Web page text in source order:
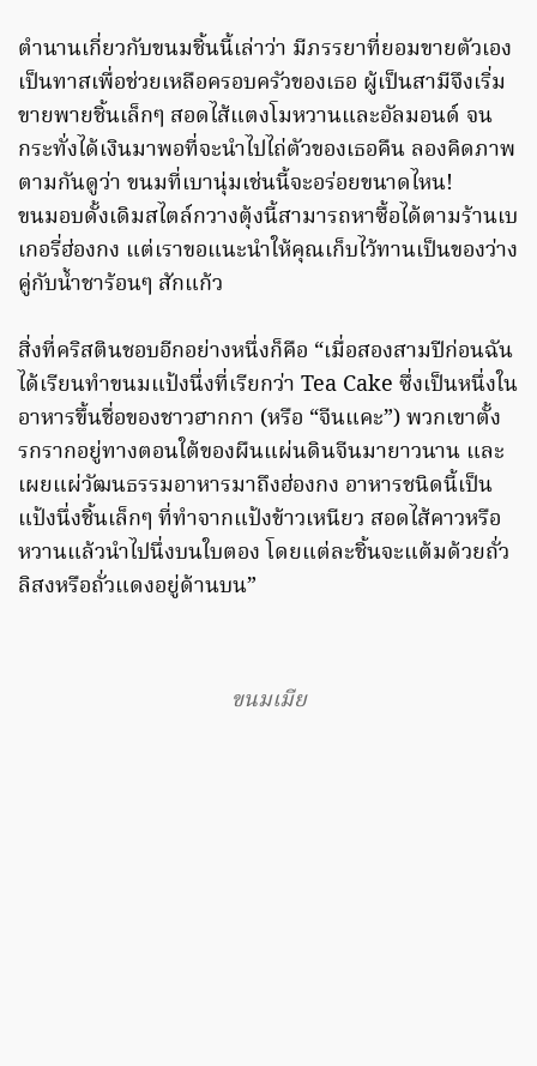
ตำนานเกี่ยวกับขนมชิ้นนี้เล่าว่า มีภรรยาที่ยอมขายตัวเอง
เป็นทาสเพื่อช่วยเหลือครอบครัวของเธอ ผู้เป็นสามีจึงเริ่ม
ขายพายชิ้นเล็กๆ สอดไส้แตงโมหวานและอัลมอนด์ จน
กระทั่งได้เงินมาพอที่จะนำไปไถ่ตัวของเธอคืน ลองคิดภาพ
ตามกันดูว่า ขนมที่เบานุ่มเช่นนี้จะอร่อยขนาดไหน!
ขนมอบดั้งเดิมสไตล์กวางตุ้งนี้สามารถหาซื้อได้ตามร้านเบ
เกอรี่ฮ่องกง แต่เราขอแนะนำให้คุณเก็บไว้ทานเป็นของว่าง
คู่กับน้ำชาร้อนๆ สักแก้ว
สิ่งที่คริสตินชอบอีกอย่างหนึ่งก็คือ “เมื่อสองสามปีก่อนฉัน
ได้เรียนทำขนมแป้งนึ่งที่เรียกว่า Tea Cake ซึ่งเป็นหนึ่งใน
อาหารขึ้นชื่อของชาวฮากกา (หรือ “จีนแคะ”) พวกเขาตั้ง
รกรากอยู่ทางตอนใต้ของผืนแผ่นดินจีนมายาวนาน และ
เผยแผ่วัฒนธรรมอาหารมาถึงฮ่องกง อาหารชนิดนี้เป็น
แป้งนึ่งชิ้นเล็กๆ ที่ทำจากแป้งข้าวเหนียว สอดไส้คาวหรือ
หวานแล้วนำไปนึ่งบนใบตอง โดยแต่ละชิ้นจะแต้มด้วยถั่ว
ลิสงหรือถั่วแดงอยู่ด้านบน”
ขนมเมีย